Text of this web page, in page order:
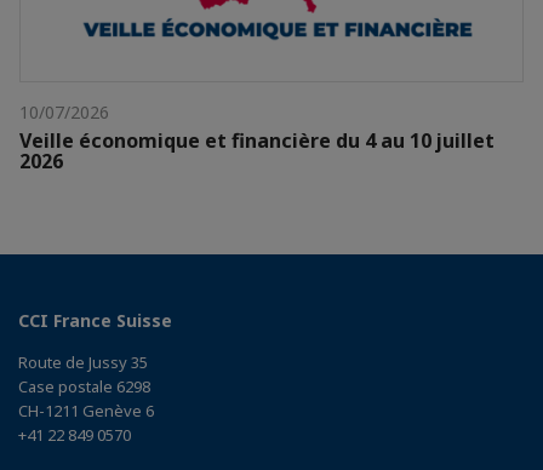
10/07/2026
Veille économique et financière du 4 au 10 juillet
2026
CCI France Suisse
Route de Jussy 35
Case postale 6298
CH-1211 Genève 6
+41 22 849 0570